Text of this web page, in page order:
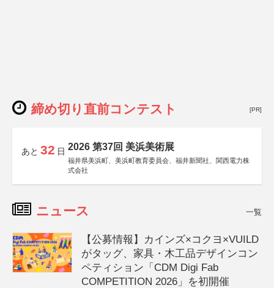
締め切り直前コンテスト [PR]
あと 32 日 2026 第37回 美浜美術展
福井県美浜町、美浜町教育委員会、福井新聞社、関西電力株
式会社
ニュース 一覧
【公募情報】カインズ×コクヨ×VUILD
がタッグ、家具・木工品デザインコン
ペティション「CDM Digi Fab
COMPETITION 2026」を初開催